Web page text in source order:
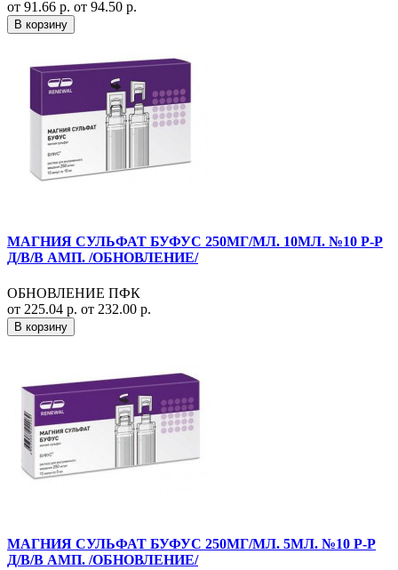
от 91.66 р. от 94.50 р.
В корзину
МАГНИЯ СУЛЬФАТ БУФУС 250МГ/МЛ. 10МЛ. №10 Р-Р
Д/В/В АМП. /ОБНОВЛЕНИЕ/
ОБНОВЛЕНИЕ ПФК
от 225.04 р. от 232.00 р.
В корзину
МАГНИЯ СУЛЬФАТ БУФУС 250МГ/МЛ. 5МЛ. №10 Р-Р
Д/В/В АМП. /ОБНОВЛЕНИЕ/